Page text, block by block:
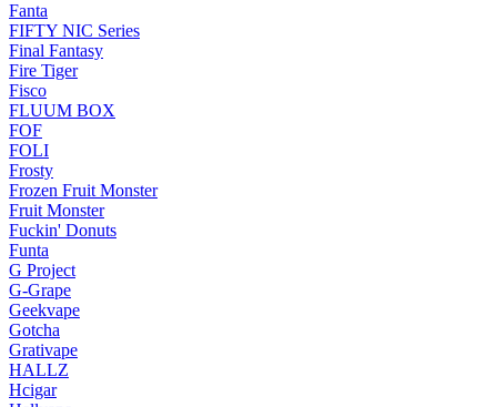
Fanta
FIFTY NIC Series
Final Fantasy
Fire Tiger
Fisco
FLUUM BOX
FOF
FOLI
Frosty
Frozen Fruit Monster
Fruit Monster
Fuckin' Donuts
Funta
G Project
G-Grape
Geekvape
Gotcha
Grativape
HALLZ
Hcigar